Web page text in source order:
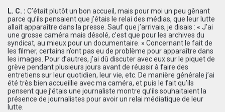
L. C. : C’était plutôt un bon accueil, mais pour moi un peu gênant
parce qu’ils pensaient que j’étais le relai des médias, que leur lutte
allait apparaître dans la presse. Sauf que j’arrivais, je disais : « J’ai
une grosse caméra mais désolé, c’est que pour les archives du
syndicat, au mieux pour un documentaire. » Concernant le fait de
les filmer, certains n’ont pas eu de problème pour apparaître dans
les images. Pour d’autres, j’ai dû discuter avec eux sur le piquet de
grève pendant plusieurs jours avant de réussir à faire des
entretiens sur leur quotidien, leur vie, etc. De manière générale j’ai
été très bien accueillie avec ma caméra, et puis le fait qu’ils
pensent que j’étais une journaliste montre qu’ils souhaitaient la
présence de journalistes pour avoir un relai médiatique de leur
lutte.